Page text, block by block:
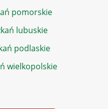
pomorskie
lubuskie
podlaskie
wielkopolskie